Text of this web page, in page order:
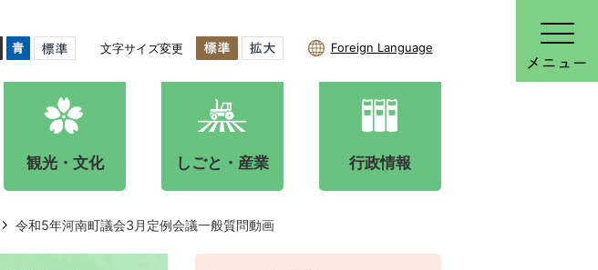
文字サイズ変更 Foreign Language
観光・文化 しごと・産業 行政情報
令和5年河南町議会3月定例会議一般質問動画